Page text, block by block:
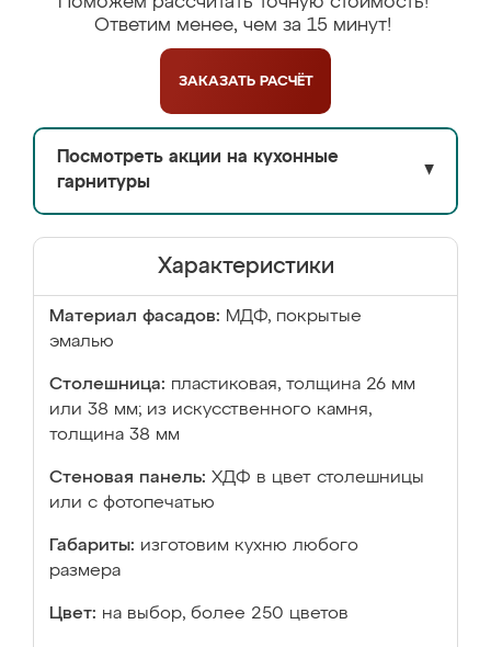
Ответим менее, чем за 15 минут!
ЗАКАЗАТЬ РАСЧЁТ
Посмотреть акции на кухонные
гарнитуры
▼
Характеристики
Материал фасадов: МДФ, покрытые
эмалью
Столешница: пластиковая, толщина 26 мм
или 38 мм; из искусственного камня,
толщина 38 мм
Стеновая панель: ХДФ в цвет столешницы
или с фотопечатью
Габариты: изготовим кухню любого
размера
Цвет: на выбор, более 250 цветов